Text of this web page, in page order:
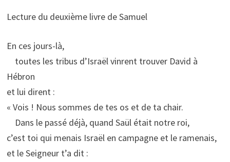
Lecture du deuxième livre de Samuel
En ces jours-là,
toutes les tribus d’Israël vinrent trouver David à
Hébron
et lui dirent :
« Vois ! Nous sommes de tes os et de ta chair.
Dans le passé déjà, quand Saül était notre roi,
c’est toi qui menais Israël en campagne et le ramenais,
et le Seigneur t’a dit :